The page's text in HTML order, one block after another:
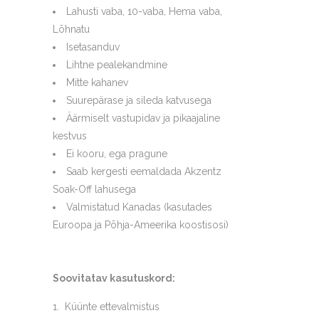
Lahusti vaba, 10-vaba, Hema vaba,
Lõhnatu
Isetasanduv
Lihtne pealekandmine
Mitte kahanev
Suurepärase ja sileda katvusega
Äärmiselt vastupidav ja pikaajaline
kestvus
Ei kooru, ega pragune
Saab kergesti eemaldada Akzentz
Soak-Off lahusega
Valmistatud Kanadas (kasutades
Euroopa ja Põhja-Ameerika koostisosi)
Soovitatav kasutuskord:
Küünte ettevalmistus